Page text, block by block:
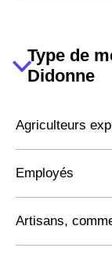
Type de
Didonne
Agriculteurs
Employés
Artisans,